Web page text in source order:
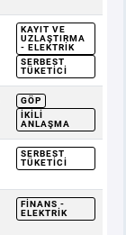
KAYIT VE
UZLAŞTIRMA
- ELEKTRIK
SERBEST
TÜKETICI
GÖP
İKILI
ANLAŞMA
SERBEST
TÜKETICI
FINANS -
ELEKTRIK